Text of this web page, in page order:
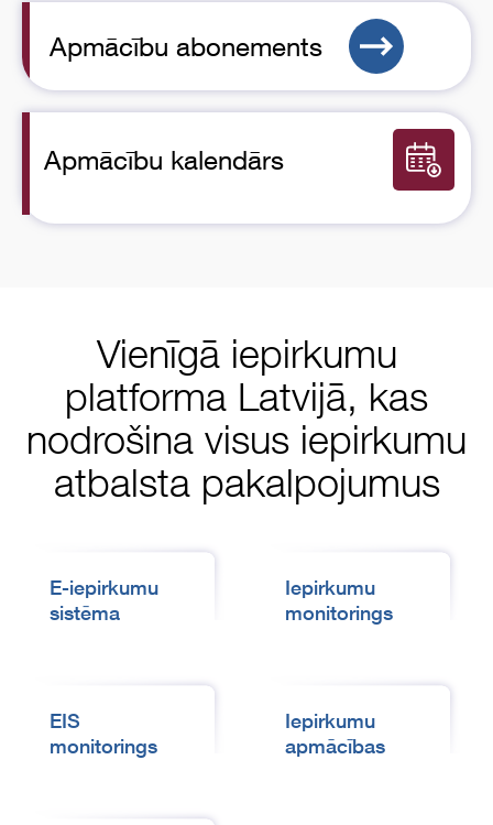
Apmācību abonements
Apmācību kalendārs
Vienīgā iepirkumu
platforma Latvijā, kas
nodrošina visus iepirkumu
atbalsta pakalpojumus
E-iepirkumu
sistēma
Iepirkumu
monitorings
EIS
monitorings
Iepirkumu
apmācības